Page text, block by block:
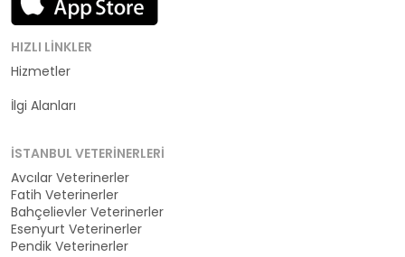
HIZLI LINKLER
Hizmetler
İlgi Alanları
İSTANBUL VETERINERLERI
Avcılar Veterinerler
Fatih Veterinerler
Bahçelievler Veterinerler
Esenyurt Veterinerler
Pendik Veterinerler